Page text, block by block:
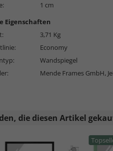
1 cm
Eigenschaften
3,71 Kg
Economy
Wandspiegel
Mende Frames GmbH,
die diesen Artikel